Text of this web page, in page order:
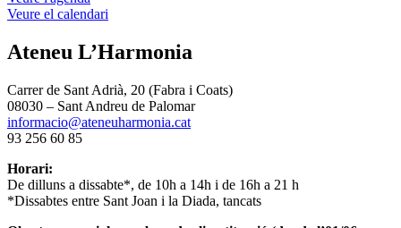
Veure el calendari
Ateneu L’Harmonia
Carrer de Sant Adrià, 20 (Fabra i Coats)
08030 – Sant Andreu de Palomar
informacio@ateneuharmonia.cat
93 256 60 85
Horari:
De dilluns a dissabte*, de 10h a 14h i de 16h a 21 h
*Dissabtes entre Sant Joan i la Diada, tancats